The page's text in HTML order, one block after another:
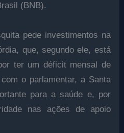
(BNB).
pede investimentos na
que, segundo ele, está
ter um déficit mensal de
o parlamentar, a Santa
para a saúde e, por
nas ações de apoio